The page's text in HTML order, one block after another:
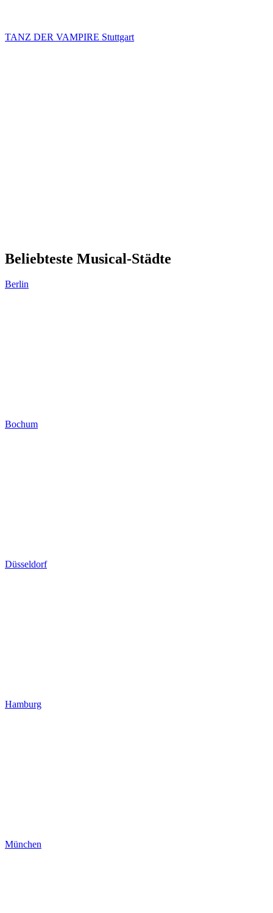
TANZ DER VAMPIRE Stuttgart
Beliebteste Musical-Städte
Berlin
Bochum
Düsseldorf
Hamburg
München